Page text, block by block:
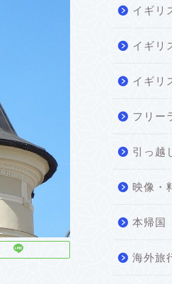
イギリ
イギリ
イギリ
フリー
引っ越
映像・
本帰国
海外旅